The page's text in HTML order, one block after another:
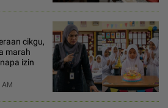
cikgu,
marah
izin